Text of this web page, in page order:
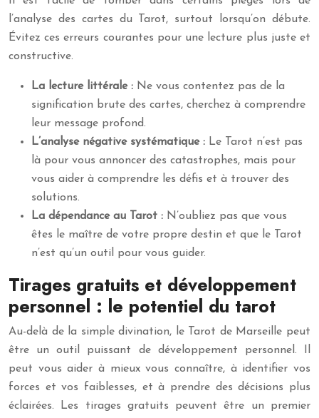
l’analyse des cartes du Tarot, surtout lorsqu’on débute.
Évitez ces erreurs courantes pour une lecture plus juste et
constructive.
La lecture littérale : Ne vous contentez pas de la
signification brute des cartes, cherchez à comprendre
leur message profond.
L’analyse négative systématique : Le Tarot n’est pas
là pour vous annoncer des catastrophes, mais pour
vous aider à comprendre les défis et à trouver des
solutions.
La dépendance au Tarot : N’oubliez pas que vous
êtes le maître de votre propre destin et que le Tarot
n’est qu’un outil pour vous guider.
Tirages gratuits et développement
personnel : le potentiel du tarot
Au-delà de la simple divination, le Tarot de Marseille peut
être un outil puissant de développement personnel. Il
peut vous aider à mieux vous connaître, à identifier vos
forces et vos faiblesses, et à prendre des décisions plus
éclairées. Les tirages gratuits peuvent être un premier